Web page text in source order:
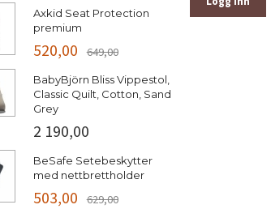
Axkid Seat Protection
premium
520,00 649,00
BabyBjörn Bliss Vippestol,
Classic Quilt, Cotton, Sand
Grey
2 190,00
BeSafe Setebeskytter
med nettbrettholder
503,00 629,00